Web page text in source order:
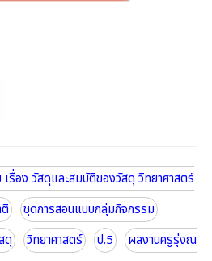
รื่อง วัสดุและสมบัติของวัสดุ วิทยาศาสตร์
ชุดการสอนแบบกลุ่มกิจกรรม
ดุ วิทยาศาสตร์ ป.5
ผลงานครูรุ่งณ